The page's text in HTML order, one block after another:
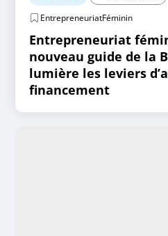
EntrepreneuriatFéminin
Entrepreneuriat
nouveau guide de la
lumière les leviers
financement